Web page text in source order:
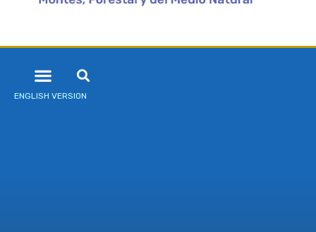
ENGLISH VERSION